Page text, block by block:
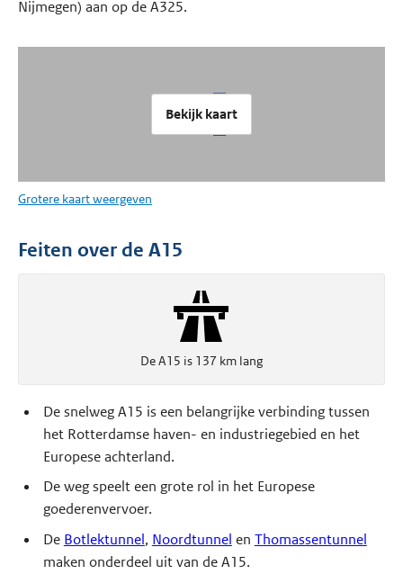
Nijmegen) aan op de A325.
Bekijk kaart
Grotere kaart weergeven
Feiten over de A15
De A15 is 137 km lang
De snelweg A15 is een belangrijke verbinding tussen
het Rotterdamse haven- en industriegebied en het
Europese achterland.
De weg speelt een grote rol in het Europese
goederenvervoer.
De Botlektunnel, Noordtunnel en Thomassentunnel
maken onderdeel uit van de A15.